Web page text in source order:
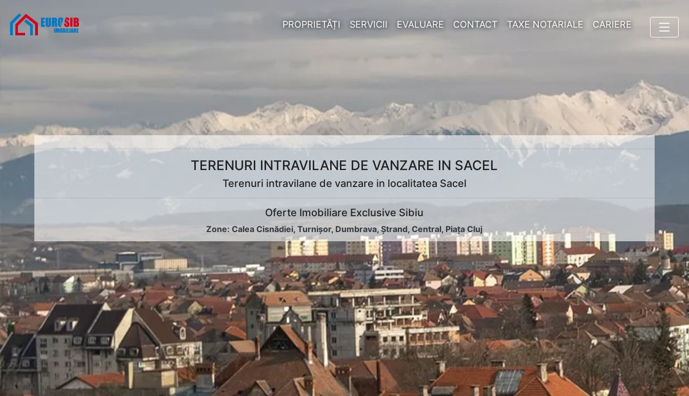
PROPRIETĂȚI SERVICII EVALUARE CONTACT TAXE NOTARIALE CARIERE
TERENURI INTRAVILANE DE VANZARE IN SACEL
Terenuri intravilane de vanzare in localitatea Sacel
Oferte Imobiliare Exclusive Sibiu
Zone:Calea Cisnădiei,Turnișor, Dumbrava,Ștrand, Central, Piața Cluj